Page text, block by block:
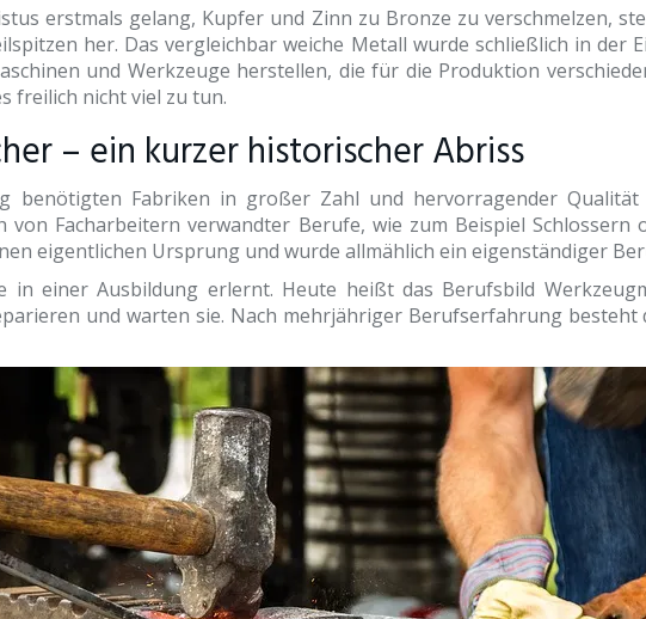
erstmals gelang, Kupfer und Zinn zu Bronze zu verschmelzen,
her. Das vergleichbar weiche Metall wurde schließlich in der
und Werkzeuge herstellen, die für die Produktion
freilich nicht viel zu tun.
– ein kurzer historischer Abriss
benötigten Fabriken in großer Zahl und hervorragender
von Facharbeitern verwandter Berufe, wie zum Beispiel Schlossern
eigentlichen Ursprung und wurde allmählich ein eigenständiger
in einer Ausbildung erlernt. Heute heißt das Berufsbild
und warten sie. Nach mehrjähriger Berufserfahrung